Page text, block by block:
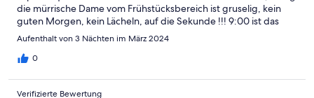
die mürrische Dame vom Frühstücksbereich ist gruselig, kein
guten Morgen, kein Lächeln, auf die Sekunde !!! 9:00 ist das
Büfett beendet... Trotzdem empfehlenswertes Hotel.
Aufenthalt von 3 Nächten im März 2024
0
Verifizierte Bewertung